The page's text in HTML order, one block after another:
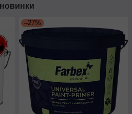
новинки
–27%